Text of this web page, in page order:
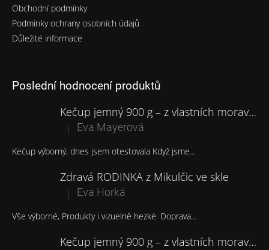
Obchodní podmínky
Podmínky ochrany osobních údajů
Důležité informace
Poslední hodnocení produktů
Kečup jemný 900 g – z vlastních moravských rajčat
Hodnocení produktu je 5 z 5 hvězdiček.
| Eva Mayerová
Kečup výborný, dnes jsem otestovala Když jsme...
Zdravá RODINKA z Mikulčic ve skle
Hodnocení produktu je 5 z 5 hvězdiček.
| Eva Horká
Vše výborné, Produkty i vizuelně hezké. Doprava...
Kečup jemný 900 g – z vlastních moravských rajčat